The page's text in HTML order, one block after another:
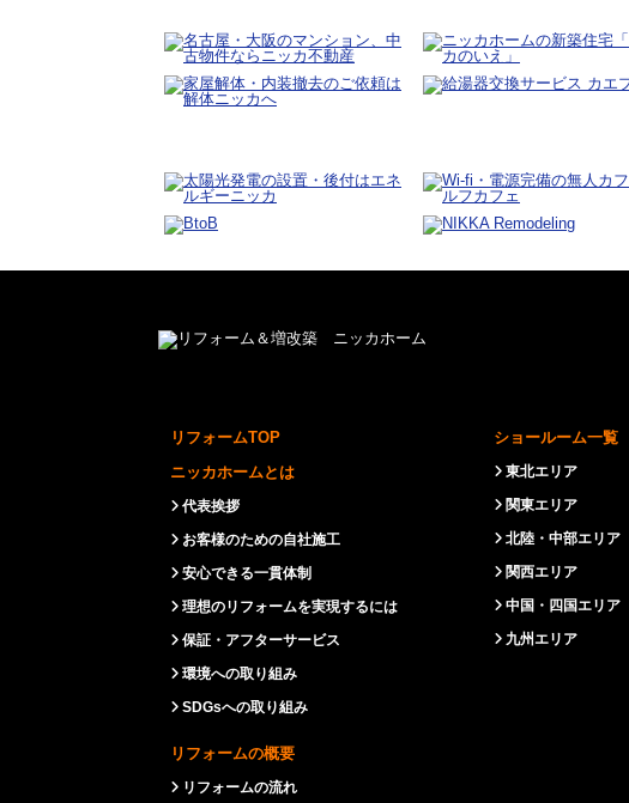
リフォームTOP
ニッカホームとは
代表挨拶
お客様のための自社施工
安心できる一貫体制
理想のリフォームを実現するには
保証・アフターサービス
環境への取り組み
SDGsへの取り組み
リフォームの概要
リフォームの流れ
ショールーム一覧
東北エリア
関東エリア
北陸・中部エリア
関西エリア
中国・四国エリア
九州エリア